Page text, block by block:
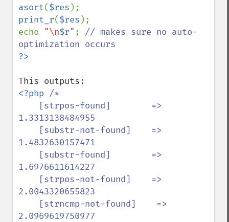
asort($res
print_r($res );
echo "\n$r" ; // makes sure no auto-
<?php /*
1.3313138484955
1.4832630157471
1.6976611614227
2.0043320655823
2.0969619750977